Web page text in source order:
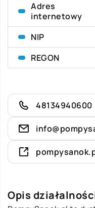
Adres
internetowy
NIP
REGON
48134940600
Opis